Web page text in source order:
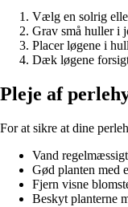
Vælg en solrig
Grav små huller i
Placer løgene i
Dæk løgene
Pleje af
For at sikre at dine
Vand
Gød planten med
Fjern visne
Beskyt planterne